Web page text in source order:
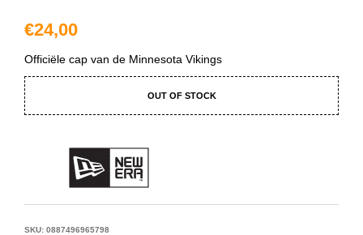
€24,00
Officiële cap van de Minnesota Vikings
OUT OF STOCK
SKU: 0887496965798